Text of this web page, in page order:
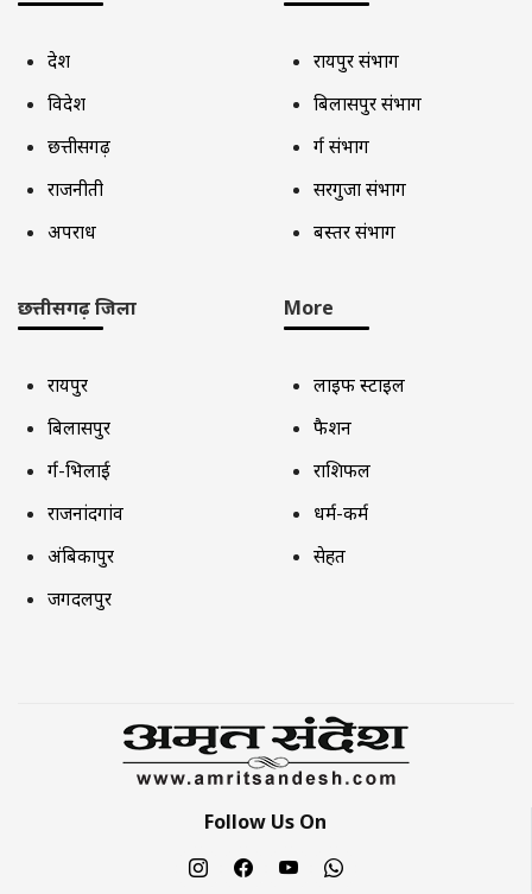
देश
विदेश
छत्तीसगढ़
राजनीती
अपराध
रायपुर संभाग
बिलासपुर संभाग
दुर्ग संभाग
सरगुजा संभाग
बस्तर संभाग
छत्तीसगढ़ जिला
रायपुर
बिलासपुर
दुर्ग-भिलाई
राजनांदगांव
अंबिकापुर
जगदलपुर
More
लाइफ स्टाइल
फैशन
राशिफल
धर्म-कर्म
सेहत
Follow Us On